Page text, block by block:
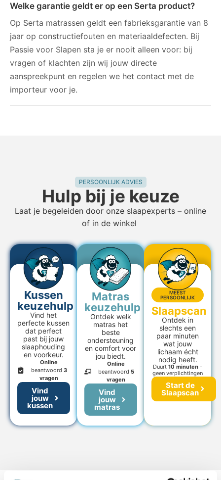
Welke garantie geldt er op een Serta product?
Op Serta matrassen geldt een fabrieksgarantie van 8
jaar op constructiefouten en materiaaldefecten. Bij
Passie voor Slapen sta je er nooit alleen voor: bij
vragen of klachten zijn wij jouw directe
aanspreekpunt en regelen we het contact met de
importeur voor je.
PERSOONLIJK ADVIES
Hulp bij je keuze
Laat je begeleiden door onze slaapexperts – online
of in de winkel
Kussen
keuzehulp
Vind het
perfecte kussen
dat perfect
past bij jouw
slaaphouding
en voorkeur.
Online
beantwoord 3
vragen
Vind
jouw
kussen
Matras
keuzehulp
Ontdek welk
matras het
beste
ondersteuning
en comfort voor
jou biedt.
Online
beantwoord 5
vragen
Vind
jouw
matras
MEEST
PERSOONLIJK
Slaapscan
Ontdek in
slechts een
paar minuten
wat jouw
lichaam écht
nodig heeft.
Duurt 10 minuten -
geen verplichtingen
Start de
Slaapscan